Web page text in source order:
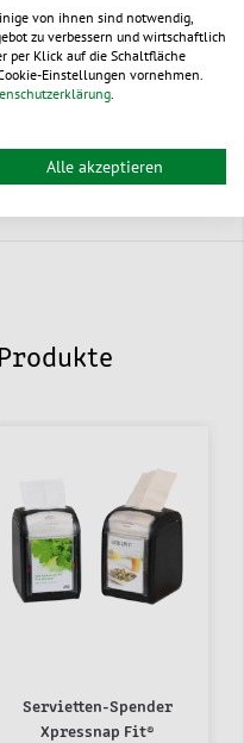
anfordern
Servietten-Spender
Xpressnap Fit®
von ihnen sind notwendig,
zu verbessern und wirtschaftlich
per Klick auf die Schaltfläche
Einstellungen vornehmen.
Alle akzeptieren